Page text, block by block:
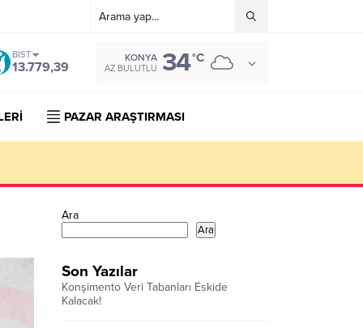
BIST
13.779,39
KONYA
AZ BULUTLU 34°C
PAZAR ARAŞTIRMASI
Ara
Ara
Son Yazılar
Konşimento Veri Tabanları Eskide
Kalacak!